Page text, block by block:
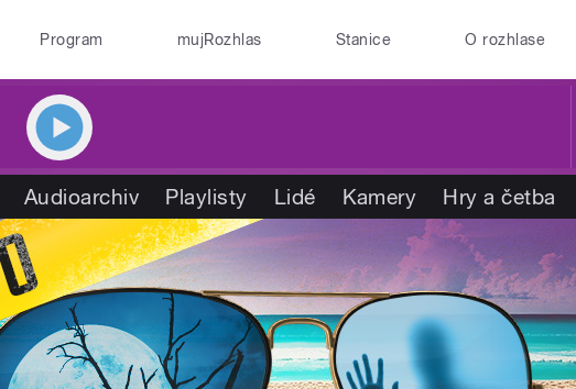
Program mujRozhlas Stanice O rozhlase
Audioarchiv Playlisty Lidé Kamery Hry a četba